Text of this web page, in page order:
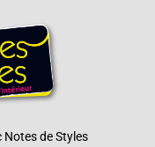
Notes de Styles